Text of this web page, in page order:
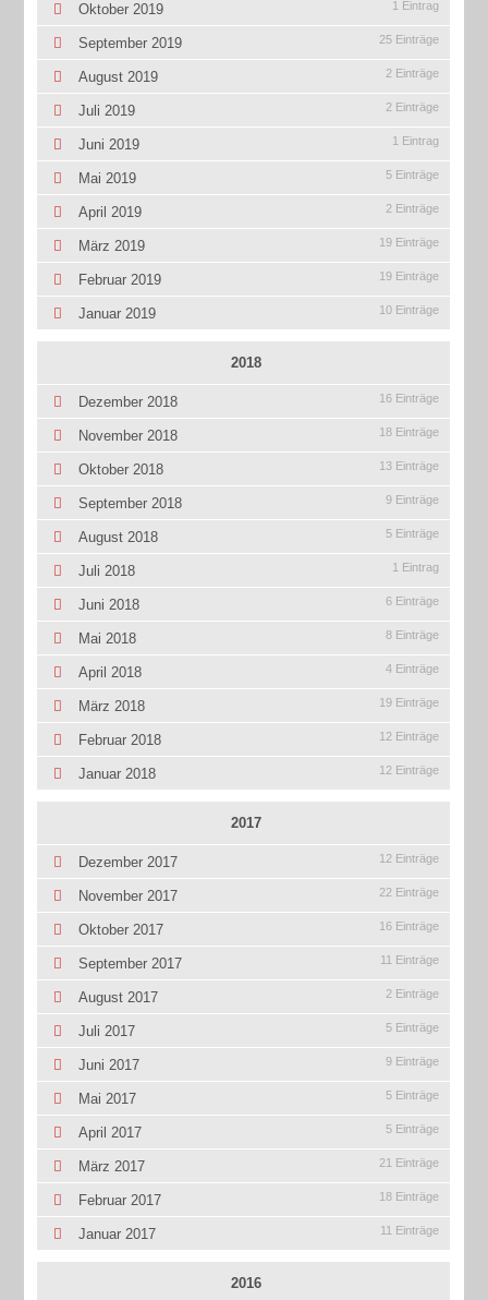
Oktober 2019 1 Eintrag
September 2019 25 Einträge
August 2019 2 Einträge
Juli 2019 2 Einträge
Juni 2019 1 Eintrag
Mai 2019 5 Einträge
April 2019 2 Einträge
März 2019 19 Einträge
Februar 2019 19 Einträge
Januar 2019 10 Einträge
2018
Dezember 2018 16 Einträge
November 2018 18 Einträge
Oktober 2018 13 Einträge
September 2018 9 Einträge
August 2018 5 Einträge
Juli 2018 1 Eintrag
Juni 2018 6 Einträge
Mai 2018 8 Einträge
April 2018 4 Einträge
März 2018 19 Einträge
Februar 2018 12 Einträge
Januar 2018 12 Einträge
2017
Dezember 2017 12 Einträge
November 2017 22 Einträge
Oktober 2017 16 Einträge
September 2017 11 Einträge
August 2017 2 Einträge
Juli 2017 5 Einträge
Juni 2017 9 Einträge
Mai 2017 5 Einträge
April 2017 5 Einträge
März 2017 21 Einträge
Februar 2017 18 Einträge
Januar 2017 11 Einträge
2016